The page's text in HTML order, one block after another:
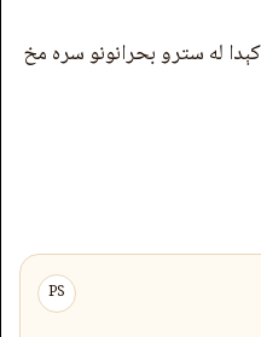
له سترو بحرانونو سره مخ
PS